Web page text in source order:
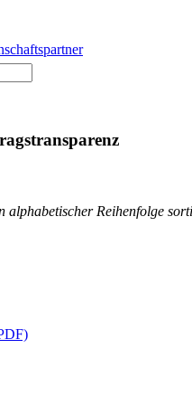
alphabetischer Reihenfolge